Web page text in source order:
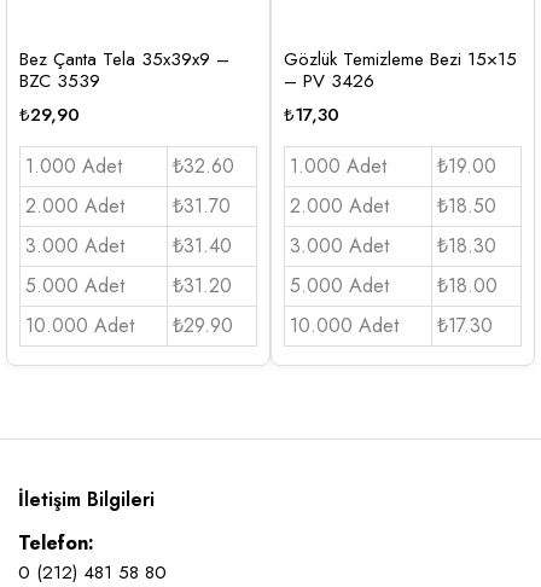
Bez Çanta Tela 35x39x9 –
BZC 3539
₺29,90
1.000 Adet
₺32.60
2.000 Adet
₺31.70
3.000 Adet
₺31.40
5.000 Adet
₺31.20
10.000 Adet
₺29.90
Gözlük Temizleme Bezi 15×15
– PV 3426
₺17,30
1.000 Adet
₺19.00
2.000 Adet
₺18.50
3.000 Adet
₺18.30
5.000 Adet
₺18.00
10.000 Adet
₺17.30
İletişim Bilgileri
Telefon:
0 (212) 481 58 80